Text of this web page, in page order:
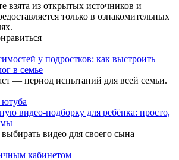
взята из открытых источников и
только в ознакомительных
у подростков: как выстроить
в семье
— период испытаний для всей семьи.
видео‑подборку для ребёнка: просто,
видео для своего сына